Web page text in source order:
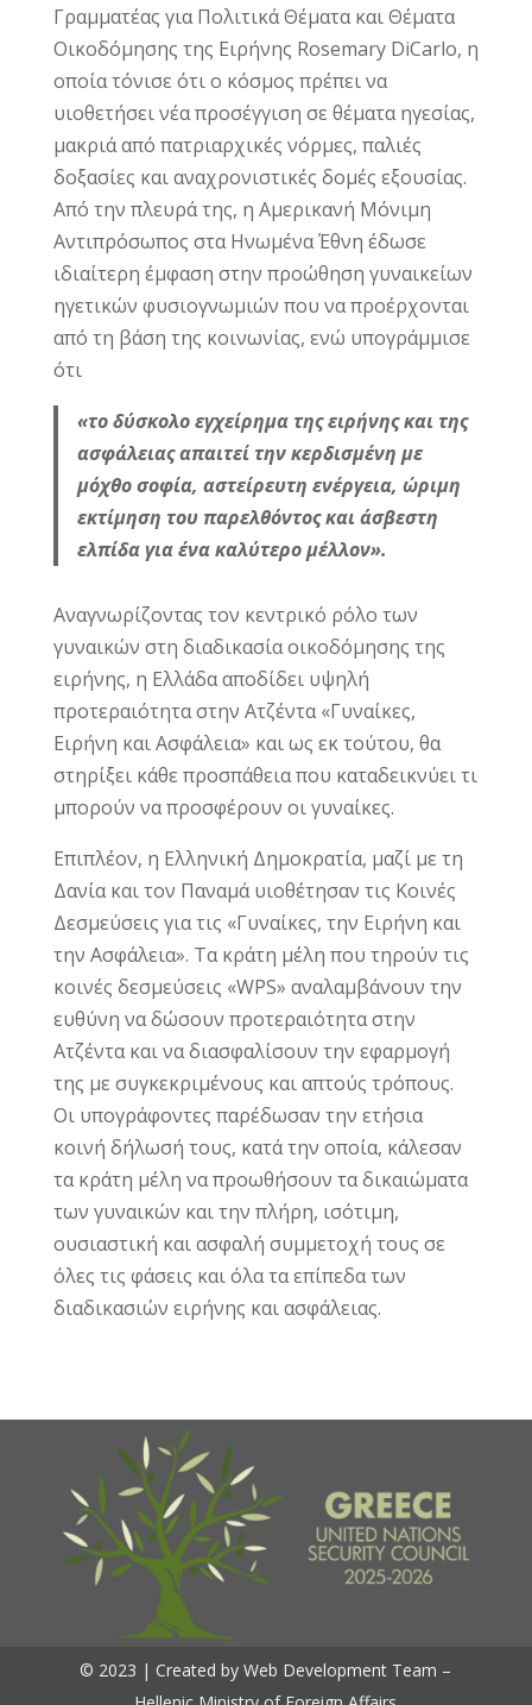
Γραμματέας για Πολιτικά Θέματα και Θέματα
Οικοδόμησης της Ειρήνης Rosemary DiCarlo, η
οποία τόνισε ότι ο κόσμος πρέπει να
υιοθετήσει νέα προσέγγιση σε θέματα ηγεσίας,
μακριά από πατριαρχικές νόρμες, παλιές
δοξασίες και αναχρονιστικές δομές εξουσίας.
Από την πλευρά της, η Αμερικανή Μόνιμη
Αντιπρόσωπος στα Ηνωμένα Έθνη έδωσε
ιδιαίτερη έμφαση στην προώθηση γυναικείων
ηγετικών φυσιογνωμιών που να προέρχονται
από τη βάση της κοινωνίας, ενώ υπογράμμισε
ότι
«το δύσκολο εγχείρημα της ειρήνης και της
ασφάλειας απαιτεί την κερδισμένη με
μόχθο σοφία, αστείρευτη ενέργεια, ώριμη
εκτίμηση του παρελθόντος και άσβεστη
ελπίδα για ένα καλύτερο μέλλον».
Αναγνωρίζοντας τον κεντρικό ρόλο των
γυναικών στη διαδικασία οικοδόμησης της
ειρήνης, η Ελλάδα αποδίδει υψηλή
προτεραιότητα στην Ατζέντα «Γυναίκες,
Ειρήνη και Ασφάλεια» και ως εκ τούτου, θα
στηρίξει κάθε προσπάθεια που καταδεικνύει τι
μπορούν να προσφέρουν οι γυναίκες.
Επιπλέον, η Ελληνική Δημοκρατία, μαζί με τη
Δανία και τον Παναμά υιοθέτησαν τις Κοινές
Δεσμεύσεις για τις «Γυναίκες, την Ειρήνη και
την Ασφάλεια». Τα κράτη μέλη που τηρούν τις
κοινές δεσμεύσεις «WPS» αναλαμβάνουν την
ευθύνη να δώσουν προτεραιότητα στην
Ατζέντα και να διασφαλίσουν την εφαρμογή
της με συγκεκριμένους και απτούς τρόπους.
Οι υπογράφοντες παρέδωσαν την ετήσια
κοινή δήλωσή τους, κατά την οποία, κάλεσαν
τα κράτη μέλη να προωθήσουν τα δικαιώματα
των γυναικών και την πλήρη, ισότιμη,
ουσιαστική και ασφαλή συμμετοχή τους σε
όλες τις φάσεις και όλα τα επίπεδα των
διαδικασιών ειρήνης και ασφάλειας.
© 2023 | Created by Web Development Team –